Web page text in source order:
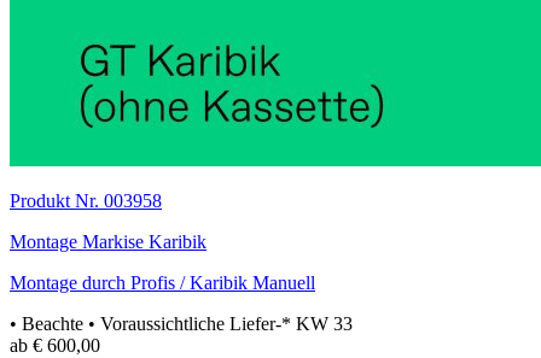
Produkt Nr. 003958
Montage Markise Karibik
Montage durch Profis / Karibik Manuell
• Beachte • Voraussichtliche Liefer-* KW 33
ab € 600,00